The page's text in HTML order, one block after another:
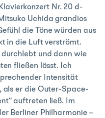
Nr. 20 d-
Uchida grandios
die Töne würden aus
in die Luft verströmt.
und dann wie
fließen lässt. Ich
Intensität
als er die Outer-Space-
auftreten ließ. Im
Berliner Philharmonie –